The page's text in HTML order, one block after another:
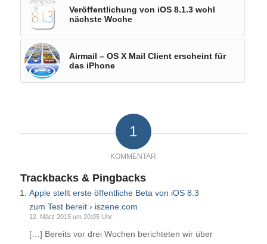
Veröffentlichung von iOS 8.1.3 wohl
nächste Woche
Airmail – OS X Mail Client erscheint für
das iPhone
1
KOMMENTAR
Trackbacks & Pingbacks
Apple stellt erste öffentliche Beta von iOS 8.3
zum Test bereit › iszene.com
12. März 2015 um 20:05 Uhr
[…] Bereits vor drei Wochen berichteten wir über